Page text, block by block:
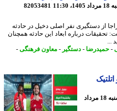
82053481
دستگیری نفر اصلی دخیل در حادثه
درباره ابعاد این حادثه همچنان
-دستگیر-معاون فرهنگی-
14 دقیقه پیش - یکشنبه 18 مرداد